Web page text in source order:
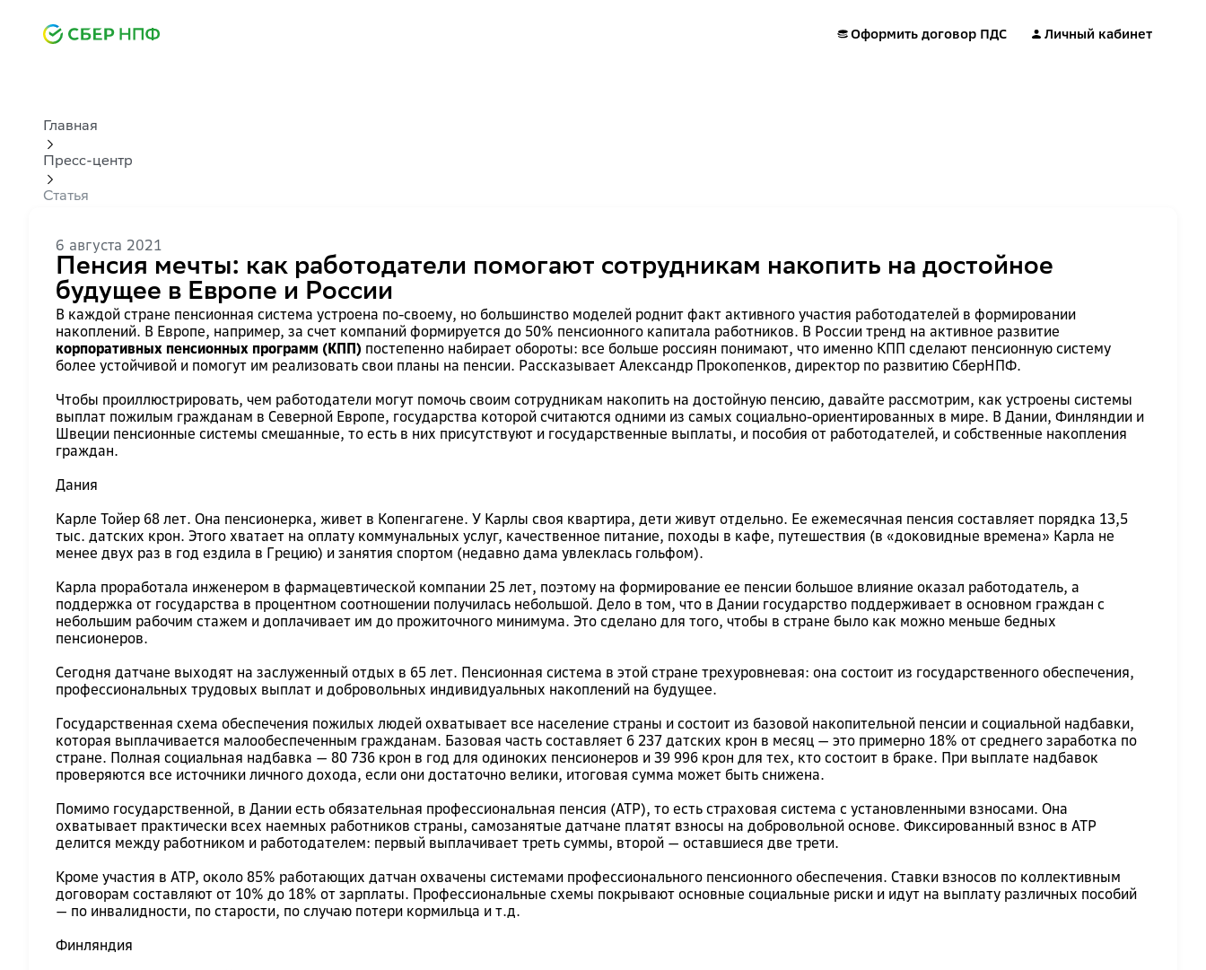
Оформить договор ПДС Личный кабинет
Главная
Пресс-центр
Статья
6 августа 2021
Пенсия мечты: как работодатели помогают сотрудникам накопить на достойное
будущее в Европе и России
В каждой стране пенсионная система устроена по-своему, но большинство моделей роднит факт активного участия работодателей в формировании
накоплений. В Европе, например, за счет компаний формируется до 50% пенсионного капитала работников. В России тренд на активное развитие
корпоративных пенсионных программ (КПП) постепенно набирает обороты: все больше россиян понимают, что именно КПП сделают пенсионную систему
более устойчивой и помогут им реализовать свои планы на пенсии. Рассказывает Александр Прокопенков, директор по развитию СберНПФ.
Чтобы проиллюстрировать, чем работодатели могут помочь своим сотрудникам накопить на достойную пенсию, давайте рассмотрим, как устроены системы
выплат пожилым гражданам в Северной Европе, государства которой считаются одними из самых социально-ориентированных в мире. В Дании, Финляндии и
Швеции пенсионные системы смешанные, то есть в них присутствуют и государственные выплаты, и пособия от работодателей, и собственные накопления
граждан.
Дания
Карле Тойер 68 лет. Она пенсионерка, живет в Копенгагене. У Карлы своя квартира, дети живут отдельно. Ее ежемесячная пенсия составляет порядка 13,5
тыс. датских крон. Этого хватает на оплату коммунальных услуг, качественное питание, походы в кафе, путешествия (в «доковидные времена» Карла не
менее двух раз в год ездила в Грецию) и занятия спортом (недавно дама увлеклась гольфом).
Карла проработала инженером в фармацевтической компании 25 лет, поэтому на формирование ее пенсии большое влияние оказал работодатель, а
поддержка от государства в процентном соотношении получилась небольшой. Дело в том, что в Дании государство поддерживает в основном граждан с
небольшим рабочим стажем и доплачивает им до прожиточного минимума. Это сделано для того, чтобы в стране было как можно меньше бедных
пенсионеров.
Сегодня датчане выходят на заслуженный отдых в 65 лет. Пенсионная система в этой стране трехуровневая: она состоит из государственного обеспечения,
профессиональных трудовых выплат и добровольных индивидуальных накоплений на будущее.
Государственная схема обеспечения пожилых людей охватывает все население страны и состоит из базовой накопительной пенсии и социальной надбавки,
которая выплачивается малообеспеченным гражданам. Базовая часть составляет 6 237 датских крон в месяц — это примерно 18% от среднего заработка по
стране. Полная социальная надбавка — 80 736 крон в год для одиноких пенсионеров и 39 996 крон для тех, кто состоит в браке. При выплате надбавок
проверяются все источники личного дохода, если они достаточно велики, итоговая сумма может быть снижена.
Помимо государственной, в Дании есть обязательная профессиональная пенсия (ATP), то есть страховая система с установленными взносами. Она
охватывает практически всех наемных работников страны, самозанятые датчане платят взносы на добровольной основе. Фиксированный взнос в ATP
делится между работником и работодателем: первый выплачивает треть суммы, второй — оставшиеся две трети.
Кроме участия в ATP, около 85% работающих датчан охвачены системами профессионального пенсионного обеспечения. Ставки взносов по коллективным
договорам составляют от 10% до 18% от зарплаты. Профессиональные схемы покрывают основные социальные риски и идут на выплату различных пособий
— по инвалидности, по старости, по случаю потери кормильца и т.д.
Финляндия